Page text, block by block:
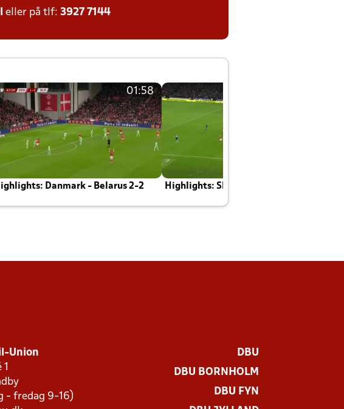
eller på tlf: 3927 7144
01:58
Danmark - Belarus 2-2 Highlights: Skotland - Danmark 4-2
Union
1
- fredag 9-16)
DBU
DBU BORNHOLM
DBU FYN